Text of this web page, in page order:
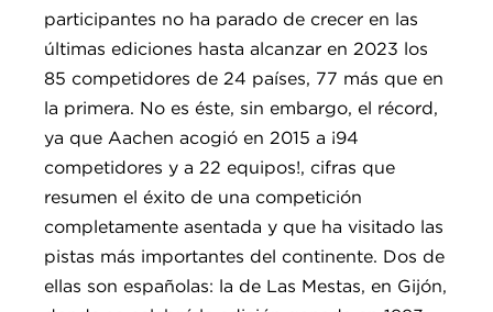
participantes no ha parado de crecer en las
últimas ediciones hasta alcanzar en 2023 los
85 competidores de 24 países, 77 más que en
la primera. No es éste, sin embargo, el récord,
ya que Aachen acogió en 2015 a ¡94
competidores y a 22 equipos!, cifras que
resumen el éxito de una competición
completamente asentada y que ha visitado las
pistas más importantes del continente. Dos de
ellas son españolas: la de Las Mestas, en Gijón,